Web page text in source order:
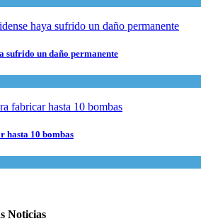
sufrido un daño permanente
hasta 10 bombas
Noticias